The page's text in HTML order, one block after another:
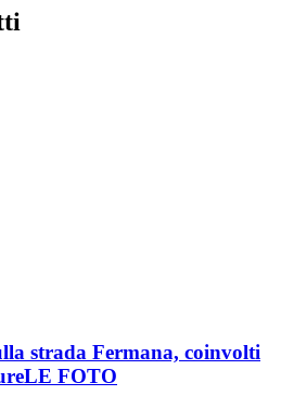
strada Fermana, coinvolti
LE FOTO